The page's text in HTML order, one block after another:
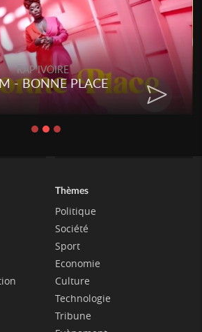
RAP IVOIRE
- BONNE PLACE
Thèmes
Politique
Société
Sport
Economie
Culture
Technologie
Tribune